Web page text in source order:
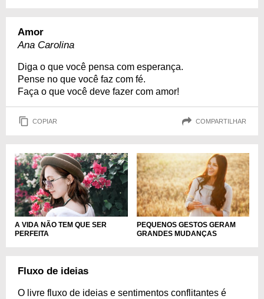
Amor
Ana Carolina
Diga o que você pensa com esperança.
Pense no que você faz com fé.
Faça o que você deve fazer com amor!
COPIAR COMPARTILHAR
A VIDA NÃO TEM QUE SER
PERFEITA
PEQUENOS GESTOS GERAM
GRANDES MUDANÇAS
Fluxo de ideias
O livre fluxo de ideias e sentimentos conflitantes é